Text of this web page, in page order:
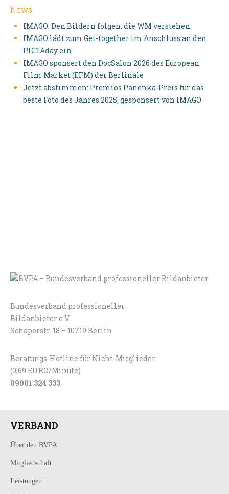
News
IMAGO: Den Bildern folgen, die WM verstehen
IMAGO lädt zum Get-together im Anschluss an den
PICTAday ein
IMAGO sponsert den DocSalon 2026 des European
Film Market (EFM) der Berlinale
Jetzt abstimmen: Premios Panenka-Preis für das
beste Foto des Jahres 2025, gesponsert von IMAGO
Bundesverband professioneller
Bildanbieter e.V.
Schaperstr. 18 – 10719 Berlin
Beratungs-Hotline für Nicht-Mitglieder
(0,69 EURO/Minute)
09001 324 333
VERBAND
Über den BVPA
Mitgliedschaft
Leistungen